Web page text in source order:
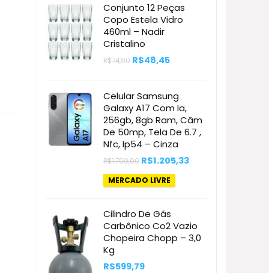
Conjunto 12 Peças
Copo Estela Vidro
460ml – Nadir
Cristalino
R$74,90 O
preço
R$74,90.
R$48,45O
R$48,45.
Celular Samsung
Galaxy A17 Com Ia,
256gb, 8gb Ram, Câm
De 50mp, Tela De 6.7 ,
Nfc, Ip54 – Cinza
R$1.799,00 O
original
era:
R$1.205,33O
MERCADO LIVRE
Cilindro De Gás
Carbônico Co2 Vazio
Chopeira Chopp – 3,0
Kg
R$599,79